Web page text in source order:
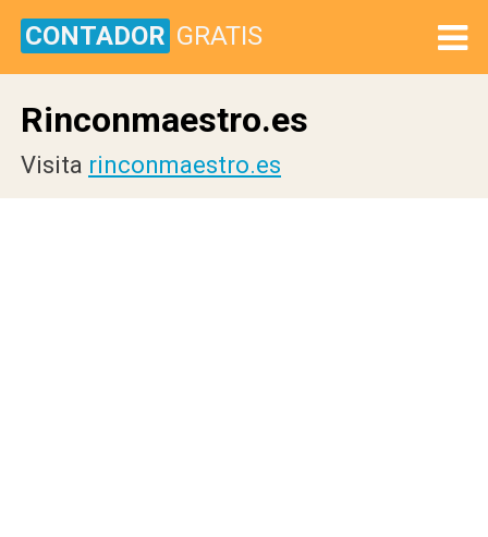
CONTADOR GRATIS
Rinconmaestro.es
Visita rinconmaestro.es